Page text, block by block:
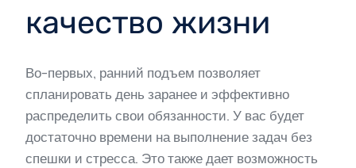
качество жизни
Во-первых, ранний подъем позволяет
спланировать день заранее и эффективно
распределить свои обязанности. У вас будет
достаточно времени на выполнение задач без
спешки и стресса. Это также дает возможность